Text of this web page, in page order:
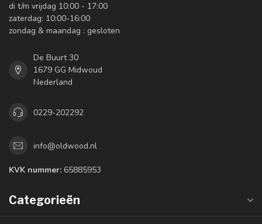
di t/m vrijdag 10:00 - 17:00
zaterdag: 10:00-16:00
zondag & maandag : gesloten
De Buurt 30
1679 GG Midwoud
Nederland
0229-202292
info@oldwood.nl
KVK nummer: 65885953
Categorieën